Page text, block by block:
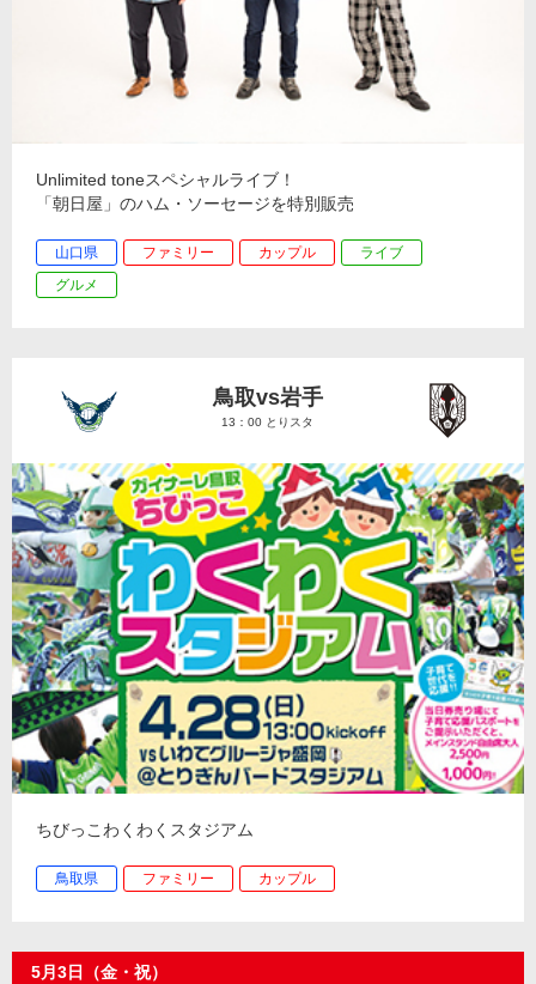
Unlimited toneスペシャルライブ！
「朝日屋」のハム・ソーセージを特別販売
山口県 ファミリー カップル
ライブ
グルメ
鳥取vs岩手
13：00 とりスタ
ちびっこわくわくスタジアム
鳥取県 ファミリー カップル
5月3日（金・祝）